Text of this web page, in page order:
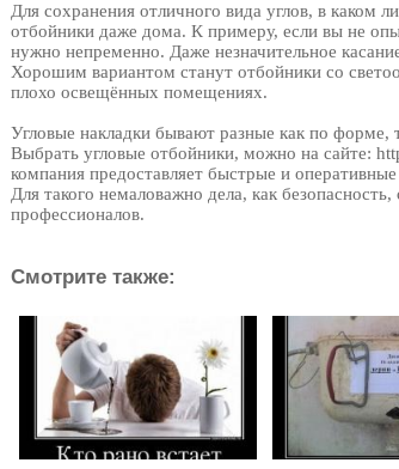
Для сохранения отличного вида углов, в каком
отбойники даже дома. К примеру, если вы не
нужно непременно. Даже незначительное
Хорошим вариантом станут отбойники со
плохо освещённых помещениях.
Угловые накладки бывают разные как по форме,
Выбрать угловые отбойники, можно на сайте:
компания предоставляет быстрые и
Для такого немаловажно дела, как
профессионалов.
Смотрите также: